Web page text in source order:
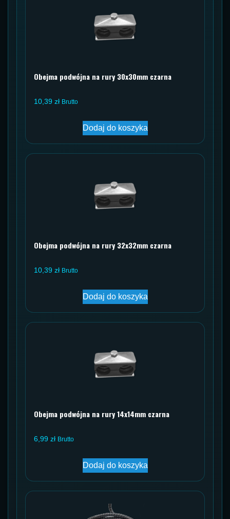
Obejma podwójna na rury 30x30mm czarna
10,39 zł Brutto
Dodaj do koszyka
Obejma podwójna na rury 32x32mm czarna
10,39 zł Brutto
Dodaj do koszyka
Obejma podwójna na rury 14x14mm czarna
6,99 zł Brutto
Dodaj do koszyka